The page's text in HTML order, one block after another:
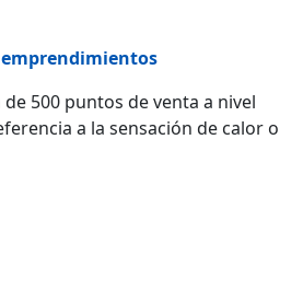
500 puntos de venta a nivel
a la sensación de calor o